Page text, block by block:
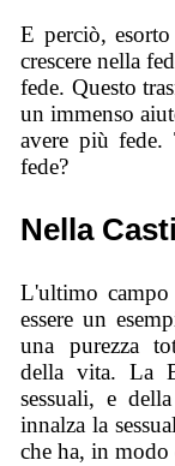
E perciò,
crescere nella
fede. Questo
un immenso
avere più fede.
fede?
Nella
L'ultimo
essere un
una purezza
della vita. La
sessuali, e
innalza la
che ha, in modo